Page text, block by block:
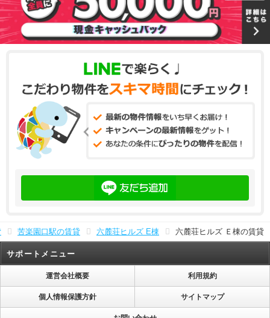
苦楽園口駅の賃貸 六麓荘ヒルズ E棟 六麓荘ヒルズ Ｅ棟の賃貸
サポートメニュー
運営会社概要 利用規約
個人情報保護方針 サイトマップ